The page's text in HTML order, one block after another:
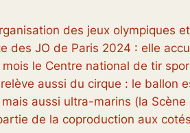
des jeux olympiques
JO de Paris 2024 : elle
le Centre national de tir
relève aussi du cirque : le ballon
aussi ultra-marins (la
de la coproduction aux cotés